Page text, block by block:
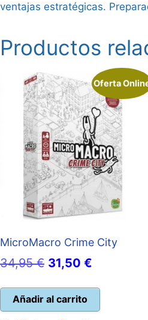
ventajas estratégicas.
Productos
Oferta
MicroMacro Crime City
34,95€ El
original
era:
31,50 €
es:
Añadir al carrito